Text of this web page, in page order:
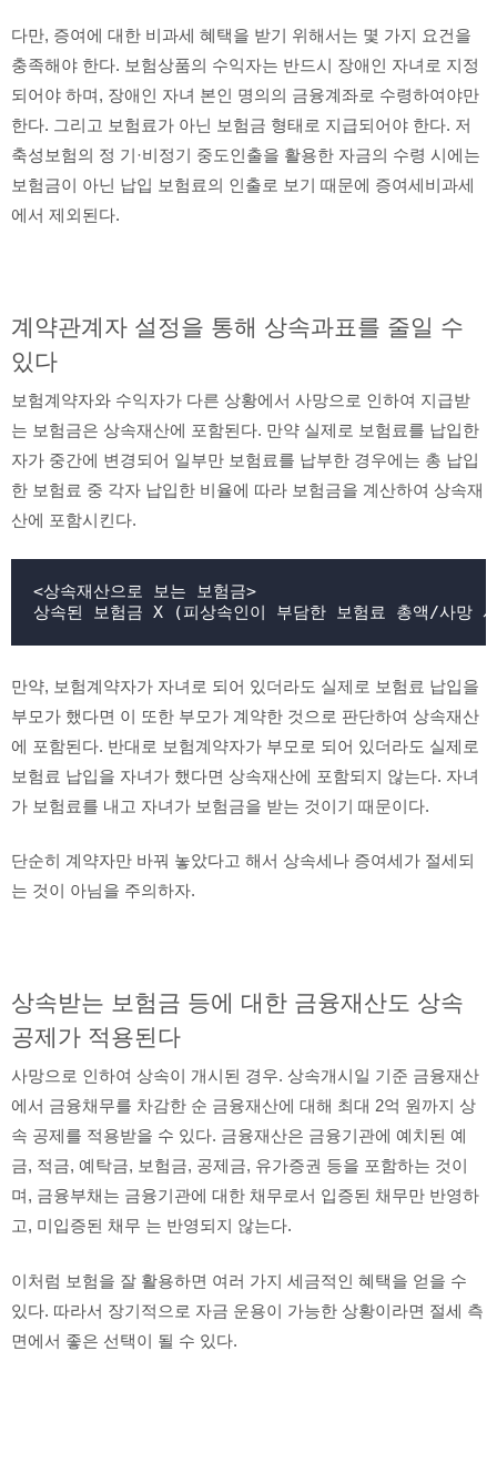
다만, 증여에 대한 비과세 혜택을 받기 위해서는 몇 가지 요건을
충족해야 한다. 보험상품의 수익자는 반드시 장애인 자녀로 지정
되어야 하며, 장애인 자녀 본인 명의의 금융계좌로 수령하여야만
한다. 그리고 보험료가 아닌 보험금 형태로 지급되어야 한다. 저
축성보험의 정 기·비정기 중도인출을 활용한 자금의 수령 시에는
보험금이 아닌 납입 보험료의 인출로 보기 때문에 증여세비과세
에서 제외된다.
계약관계자 설정을 통해 상속과표를 줄일 수
있다
보험계약자와 수익자가 다른 상황에서 사망으로 인하여 지급받
는 보험금은 상속재산에 포함된다. 만약 실제로 보험료를 납입한
자가 중간에 변경되어 일부만 보험료를 납부한 경우에는 총 납입
한 보험료 중 각자 납입한 비율에 따라 보험금을 계산하여 상속재
산에 포함시킨다.
<상속재산으로 보는 보험금>
상속된 보험금 X (피상속인이 부담한 보험료 총액/사망
만약, 보험계약자가 자녀로 되어 있더라도 실제로 보험료 납입을
부모가 했다면 이 또한 부모가 계약한 것으로 판단하여 상속재산
에 포함된다. 반대로 보험계약자가 부모로 되어 있더라도 실제로
보험료 납입을 자녀가 했다면 상속재산에 포함되지 않는다. 자녀
가 보험료를 내고 자녀가 보험금을 받는 것이기 때문이다.
단순히 계약자만 바꿔 놓았다고 해서 상속세나 증여세가 절세되
는 것이 아님을 주의하자.
상속받는 보험금 등에 대한 금융재산도 상속
공제가 적용된다
사망으로 인하여 상속이 개시된 경우. 상속개시일 기준 금융재산
에서 금융채무를 차감한 순 금융재산에 대해 최대 2억 원까지 상
속 공제를 적용받을 수 있다. 금융재산은 금융기관에 예치된 예
금, 적금, 예탁금, 보험금, 공제금, 유가증권 등을 포함하는 것이
며, 금융부채는 금융기관에 대한 채무로서 입증된 채무만 반영하
고, 미입증된 채무 는 반영되지 않는다.
이처럼 보험을 잘 활용하면 여러 가지 세금적인 혜택을 얻을 수
있다. 따라서 장기적으로 자금 운용이 가능한 상황이라면 절세 측
면에서 좋은 선택이 될 수 있다.